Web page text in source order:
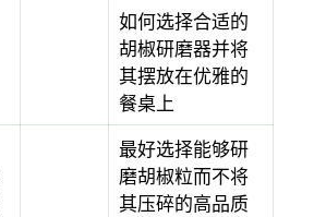
如何选择合适的
胡椒研磨器并将
其摆放在优雅的
餐桌上
最好选择能够研
磨胡椒粒而不将
其压碎的高品质